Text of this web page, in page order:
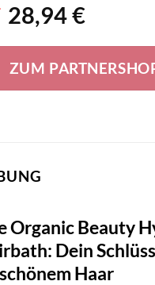
Ursprünglicher
war:
29,00 €
28,94€
ist:
28,94 €.
ZUM
Organic Beauty
Dein
Haar